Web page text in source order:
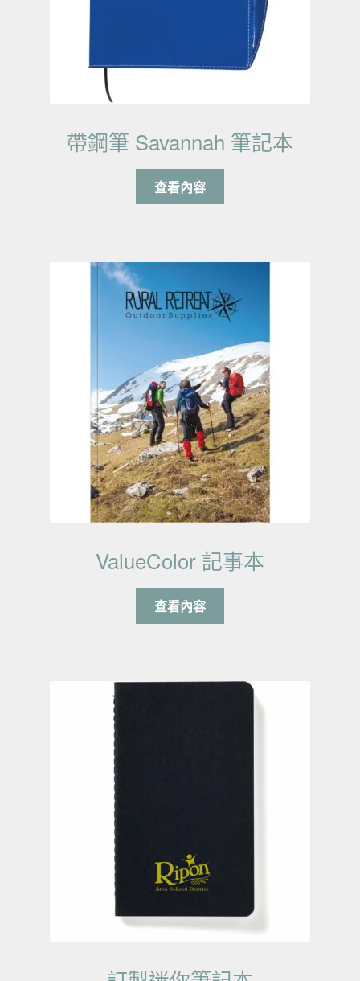
帶鋼筆 Savannah 筆記本
查看內容
ValueColor 記事本
查看內容